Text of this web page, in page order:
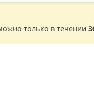
только в течении